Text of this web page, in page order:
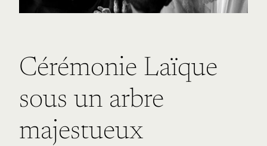
Cérémonie Laïque
sous un arbre
majestueux